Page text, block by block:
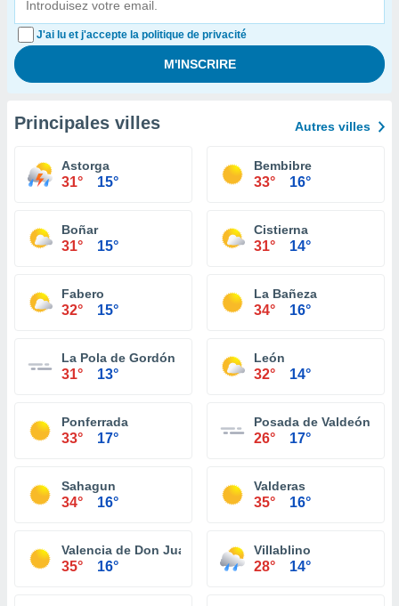
J'ai lu et j'accepte la politique de privacité
Principales villes Autres villes
Astorga
31° 15°
Bembibre
33° 16°
Boñar
31° 15°
Cistierna
31° 14°
Fabero
32° 15°
La Bañeza
34° 16°
La Pola de Gordón
31° 13°
León
32° 14°
Ponferrada
33° 17°
Posada de Valdeón
26° 17°
Sahagun
34° 16°
Valderas
35° 16°
Valencia de Don Juan
35° 16°
Villablino
28° 14°